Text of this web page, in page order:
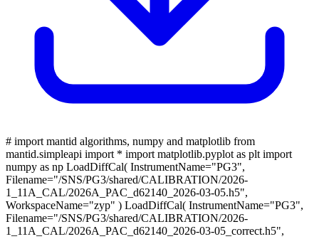
# import mantid algorithms, numpy and matplotlib from
mantid.simpleapi import * import matplotlib.pyplot as plt import
numpy as np LoadDiffCal( InstrumentName="PG3",
Filename="/SNS/PG3/shared/CALIBRATION/2026-
1_11A_CAL/2026A_PAC_d62140_2026-03-05.h5",
WorkspaceName="zyp" ) LoadDiffCal( InstrumentName="PG3",
Filename="/SNS/PG3/shared/CALIBRATION/2026-
1_11A_CAL/2026A_PAC_d62140_2026-03-05_correct.h5",